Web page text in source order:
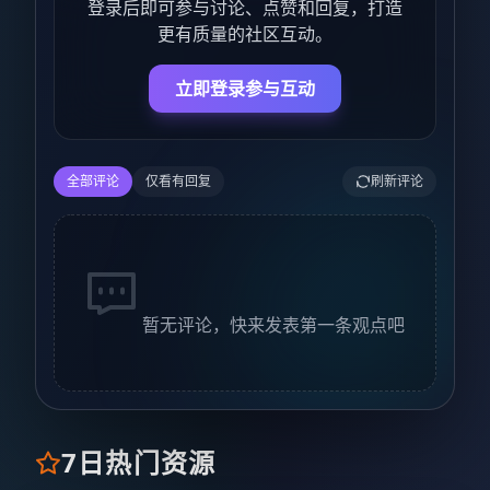
登录后即可参与讨论、点赞和回复，打造
更有质量的社区互动。
立即登录参与互动
全部评论 仅看有回复 刷新评论
暂无评论，快来发表第一条观点吧
7日热门资源